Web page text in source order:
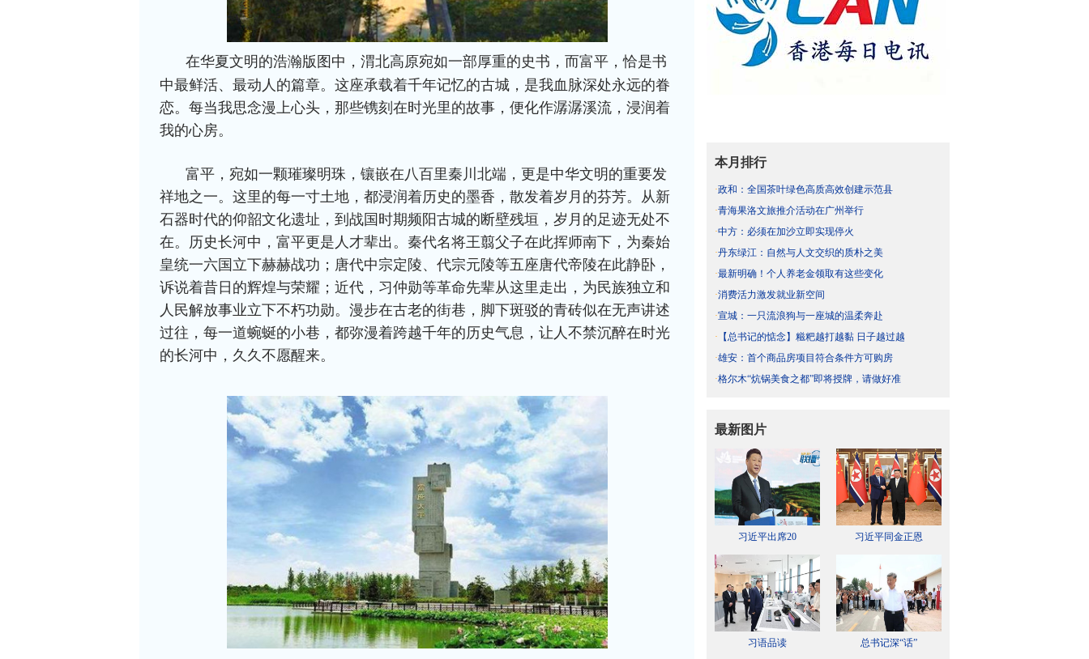
在华夏文明的浩瀚版图中，渭北高原宛如一部厚重的史书，而富平，恰是书
中最鲜活、最动人的篇章。这座承载着千年记忆的古城，是我血脉深处永远的眷
恋。每当我思念漫上心头，那些镌刻在时光里的故事，便化作潺潺溪流，浸润着
我的心房。
富平，宛如一颗璀璨明珠，镶嵌在八百里秦川北端，更是中华文明的重要发
祥地之一。这里的每一寸土地，都浸润着历史的墨香，散发着岁月的芬芳。从新
石器时代的仰韶文化遗址，到战国时期频阳古城的断壁残垣，岁月的足迹无处不
在。历史长河中，富平更是人才辈出。秦代名将王翦父子在此挥师南下，为秦始
皇统一六国立下赫赫战功；唐代中宗定陵、代宗元陵等五座唐代帝陵在此静卧，
诉说着昔日的辉煌与荣耀；近代，习仲勋等革命先辈从这里走出，为民族独立和
人民解放事业立下不朽功勋。漫步在古老的街巷，脚下斑驳的青砖似在无声讲述
过往，每一道蜿蜒的小巷，都弥漫着跨越千年的历史气息，让人不禁沉醉在时光
的长河中，久久不愿醒来。
本月排行
·政和：全国茶叶绿色高质高效创建示范县
·青海果洛文旅推介活动在广州举行
·中方：必须在加沙立即实现停火
·丹东绿江：自然与人文交织的质朴之美
·最新明确！个人养老金领取有这些变化
·消费活力激发就业新空间
·宣城：一只流浪狗与一座城的温柔奔赴
· 【总书记的惦念】糍粑越打越黏 日子越过越
·雄安：首个商品房项目符合条件方可购房
·格尔木“炕锅美食之都”即将授牌，请做好准
最新图片
习近平出席20 习近平同金正恩
习语品读 总书记深“话”